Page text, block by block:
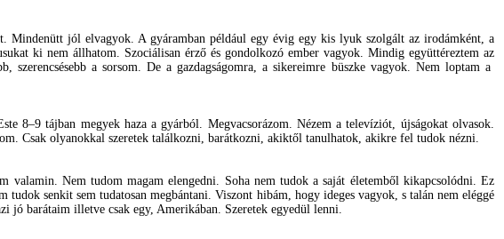
Mindenütt jól elvagyok. A gyáramban például egy évig egy kis lyuk szolgált az irodámként, a
ki nem állhatom. Szociálisan érző és gondolkozó ember vagyok. Mindig együttéreztem az
a sorsom. De a gazdagságomra, a sikereimre büszke vagyok. Nem loptam a
8–9 tájban megyek haza a gyárból. Megvacsorázom. Nézem a televíziót, újságokat olvasok.
Csak olyanokkal szeretek találkozni, barátkozni, akiktől tanulhatok, akikre fel tudok nézni.
Nem tudom magam elengedni. Soha nem tudok a saját életemből kikapcsolódni. Ez
senkit sem tudatosan megbántani. Viszont hibám, hogy ideges vagyok, s talán nem eléggé
jó barátaim illetve csak egy, Amerikában. Szeretek egyedül lenni.